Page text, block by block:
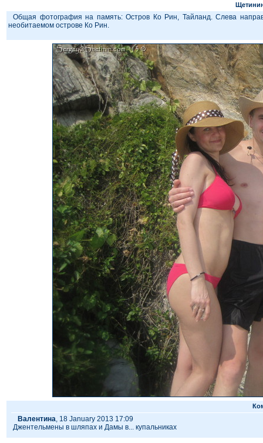
Общая фотография на память: Остров Ко Рин, Тайланд. Слева
необитаемом острове Ко Рин.
Валентина, 18 January 2013 17:09
Джентельмены в шляпах и Дамы в... купальниках